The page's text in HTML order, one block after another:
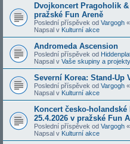
Dvojkoncert Pragoholik &
pražské Fun Areně
Poslední příspěvek od Vargogh «
Napsal v Kulturní akce
Andromeda Ascension
Poslední příspěvek od
Napsal v Vaše skupiny a projekty
Severní Korea: Stand-Up
Poslední příspěvek od Vargogh «
Napsal v Kulturní akce
Koncert česko-
25.4.2026 v pražské Fun
Poslední příspěvek od Vargogh «
Napsal v Kulturní akce